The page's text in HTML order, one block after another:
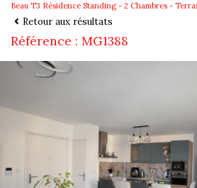
Beau T3 Résidence Standing - 2 Chambres -
Retour aux résultats
Référence : MG1388